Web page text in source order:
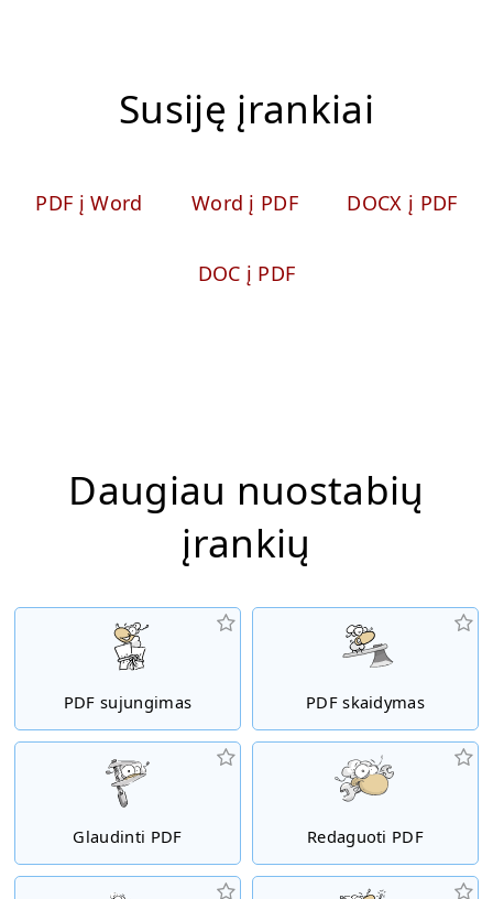
Susiję įrankiai
PDF į Word Word į PDF DOCX į PDF
DOC į PDF
Daugiau nuostabių
įrankių
PDF sujungimas PDF skaidymas
Glaudinti PDF Redaguoti PDF